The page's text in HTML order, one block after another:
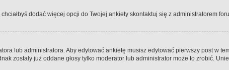
dodać więcej opcji do Twojej ankiety skontaktuj się z administratorem
lub administratora. Aby edytować ankietę musisz edytować pierwszy post w
zostały już oddane głosy tylko moderator lub administrator może to zrobić.